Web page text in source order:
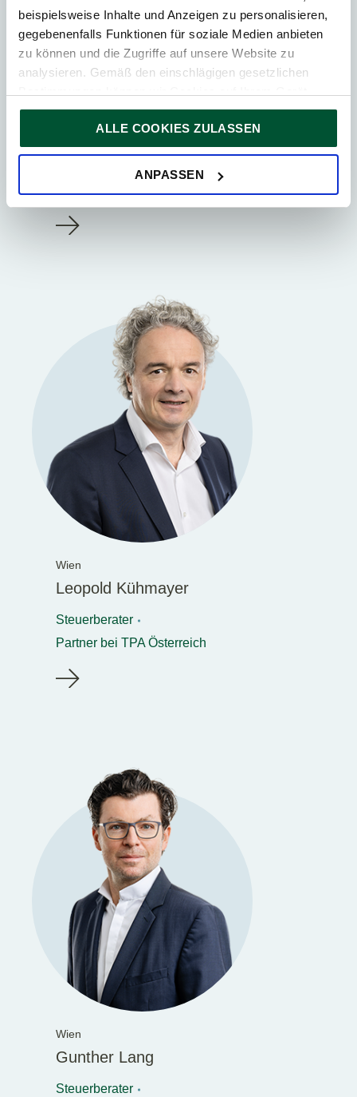
beispielsweise Inhalte und Anzeigen zu personalisieren,
gegebenenfalls Funktionen für soziale Medien anbieten
zu können und die Zugriffe auf unsere Website zu
analysieren. Gemäß den einschlägigen gesetzlichen
speichern, wenn diese für den Betrieb unserer Website
unbedingt notwendig sind. Für alle anderen Cookie-Typen
ersuchen wir um Ihre Einwilligung.
Sie können Ihre Einwilligung jederzeit in der
ALLE COOKIES ZULASSEN
ANPASSEN
Wien
Manfred Kunisch
Partner bei TPA Österreich
Wien
Leopold Kühmayer
Steuerberater
Partner bei TPA Österreich
Wien
Gunther Lang
Steuerberater